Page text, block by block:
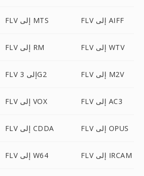
FLV إلى MTS FLV إلى AIFF
FLV إلى RM FLV إلى WTV
FLV إلى 3G2 FLV إلى M2V
FLV إلى VOX FLV إلى AC3
FLV إلى CDDA FLV إلى OPUS
FLV إلى W64 FLV إلى IRCAM